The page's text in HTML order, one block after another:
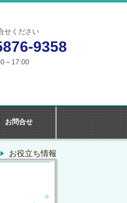
せください
9358
～17:00
お問合せ
お役立ち情報